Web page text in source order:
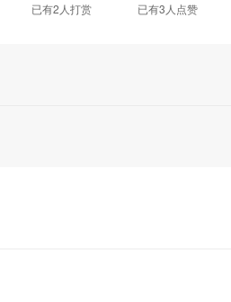
已有2人打赏 已有3 人点赞